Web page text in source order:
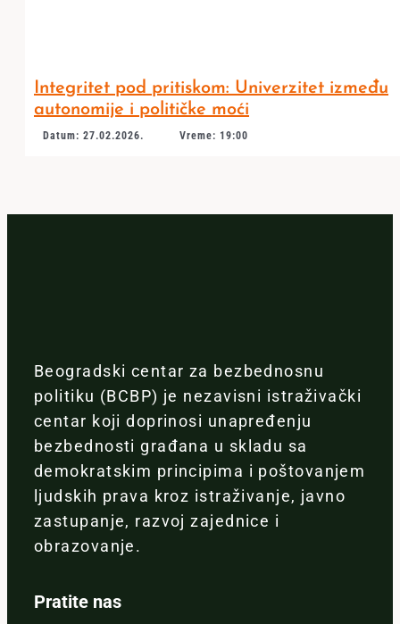
Integritet pod pritiskom: Univerzitet između
autonomije i političke moći
Datum: 27.02.2026. Vreme: 19:00
Beogradski centar za bezbednosnu
politiku (BCBP) je nezavisni istraživački
centar koji doprinosi unapređenju
bezbednosti građana u skladu sa
demokratskim principima i poštovanjem
ljudskih prava kroz istraživanje, javno
zastupanje, razvoj zajednice i
obrazovanje.
Pratite nas